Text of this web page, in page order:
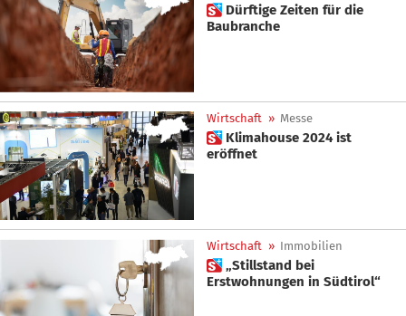
 Dürftige Zeiten für die
Baubranche
Wirtschaft » Messe
 Klimahouse 2024 ist
eröffnet
Wirtschaft » Immobilien
 „Stillstand bei
Erstwohnungen in Südtirol“